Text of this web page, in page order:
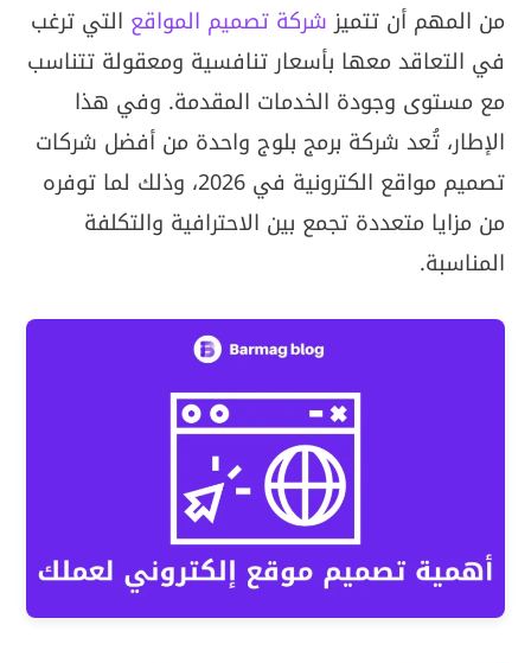
من المهم أن تتميزشركة تصميم المواقع التي ترغب
في التعاقد معها بأسعار تنافسية ومعقولة تتناسب
مع مستوى وجودة الخدمات المقدمة. وفي هذا
الإطار، تُعد شركة برمج بلوج واحدة من أفضل شركات
تصميم مواقع الكترونية في 2026، وذلك لما توفره
من مزايا متعددة تجمع بين الاحترافية والتكلفة
المناسبة.